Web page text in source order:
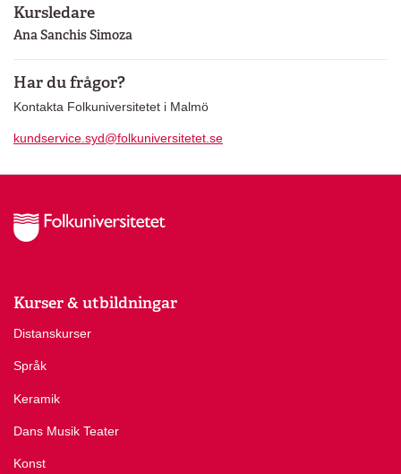
Kursledare
Ana Sanchis Simoza
Har du frågor?
Kontakta Folkuniversitetet i Malmö
kundservice.syd@folkuniversitetet.se
Kurser & utbildningar
Distanskurser
Språk
Keramik
Dans Musik Teater
Konst